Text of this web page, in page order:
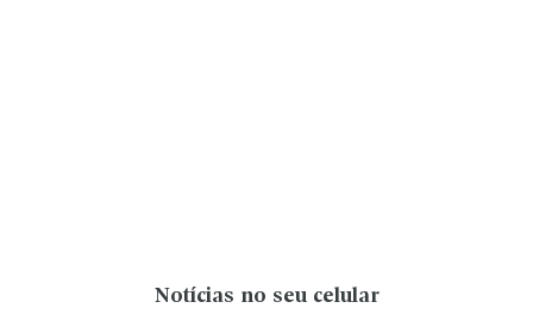
Notícias no seu celular